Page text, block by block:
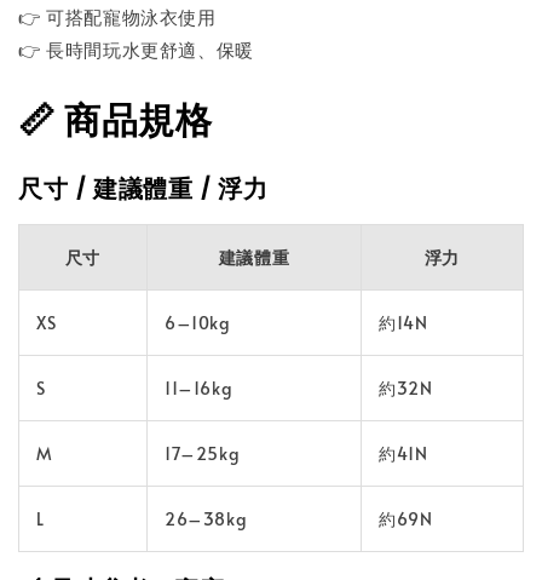
👉 可搭配寵物泳衣使用
👉 長時間玩水更舒適、保暖
📏 商品規格
尺寸 / 建議體重 / 浮力
尺寸 建議體重 浮力
XS 6–10kg 約14N
S 11–16kg 約32N
M 17–25kg 約41N
L 26–38kg 約69N